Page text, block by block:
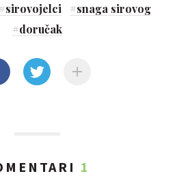
#sirovojelci #snaga sirovog
#doručak
1